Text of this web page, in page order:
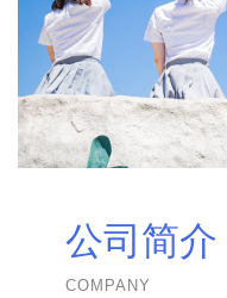
公司简介
COMPANY